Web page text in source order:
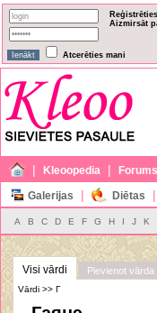
Reģistrēties
Aizmirsāt
Atcerēties mani
| Kleoopedia | Forums
Galerijas | Diētas |
A B C D E F G H I J K
Visi vārdi Pievienot vārda
Vārdi >> Г